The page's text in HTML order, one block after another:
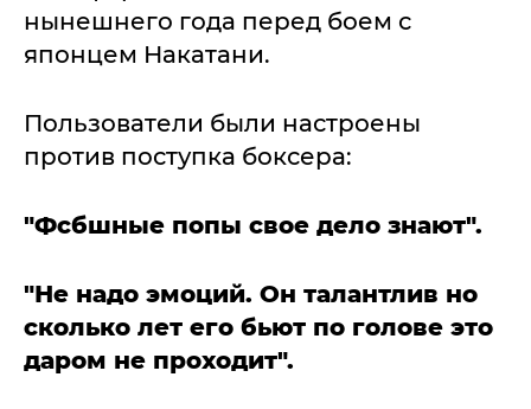
нынешнего года перед боем с
японцем Накатани.
Пользователи были настроены
против поступка боксера:
"Фсбшные попы свое дело знают".
"Не надо эмоций. Он талантлив но
сколько лет его бьют по голове это
даром не проходит".